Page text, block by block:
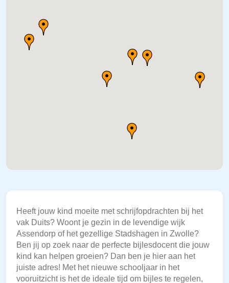
Heeft jouw kind moeite met schrijfopdrachten bij het
vak Duits? Woont je gezin in de levendige wijk
Assendorp of het gezellige Stadshagen in Zwolle?
Ben jij op zoek naar de perfecte bijlesdocent die jouw
kind kan helpen groeien? Dan ben je hier aan het
juiste adres! Met het nieuwe schooljaar in het
vooruitzicht is het de ideale tijd om bijles te regelen,